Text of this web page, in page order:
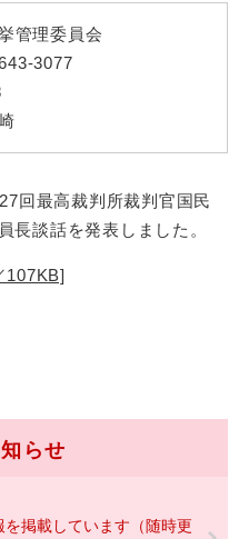
管理委員会
3077
回最高裁判所裁判官国民
長談話を発表しました。
107KB]
らせ
掲載しています（随時更